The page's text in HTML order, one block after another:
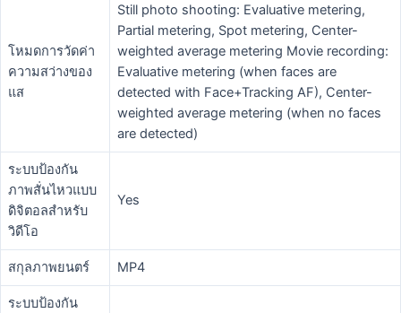
โหมดการวัดค่า
ความสว่างของ
แส
Still photo shooting: Evaluative metering,
Partial metering, Spot metering, Center-
weighted average metering Movie recording:
Evaluative metering (when faces are
detected with Face+Tracking AF), Center-
weighted average metering (when no faces
are detected)
ระบบป้องกัน
ภาพสั่นไหวแบบ
ดิจิตอลสำหรับ
วิดีโอ
Yes
สกุลภาพยนตร์ MP4
ระบบป้องกัน